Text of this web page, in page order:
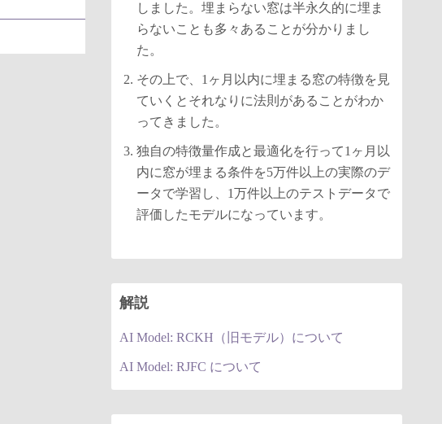
しました。埋まらない窓は半永久的に埋ま
らないことも多々あることが分かりまし
た。
その上で、1ヶ月以内に埋まる窓の特徴を見
ていくとそれなりに法則があることがわか
ってきました。
独自の特徴量作成と最適化を行って1ヶ月以
内に窓が埋まる条件を5万件以上の実際のデ
ータで学習し、1万件以上のテストデータで
評価したモデルになっています。
解説
AI Model: RCKH（旧モデル）について
AI Model: RJFC について